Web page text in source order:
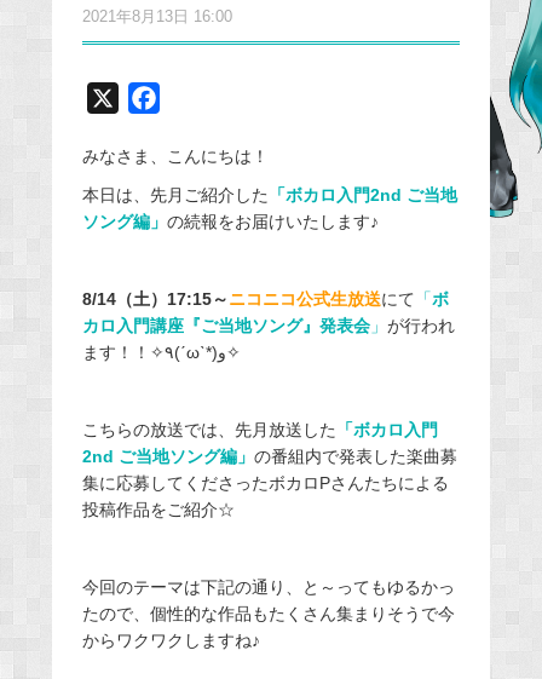
2021年8月13日 16:00
c
e
b
k
みなさま、こんにちは！
本日は、先月ご紹介した 「ボカロ入門2nd ご当地
ソング編」 の続報をお届けいたします♪
8/14（土）17:15～ニコニコ公式生放送にて 「ボ
カロ入門講座『ご当地ソング』発表会」 が行われ
ます！！✧٩(ˊωˋ*)و✧
こちらの放送では、先月放送した 「ボカロ入門
2nd ご当地ソング編」 の番組内で発表した楽曲募
集に応募してくださったボカロPさんたちによる
投稿作品をご紹介☆
今回のテーマは下記の通り、と～ってもゆるかっ
たので、個性的な作品もたくさん集まりそうで今
からワクワクしますね♪